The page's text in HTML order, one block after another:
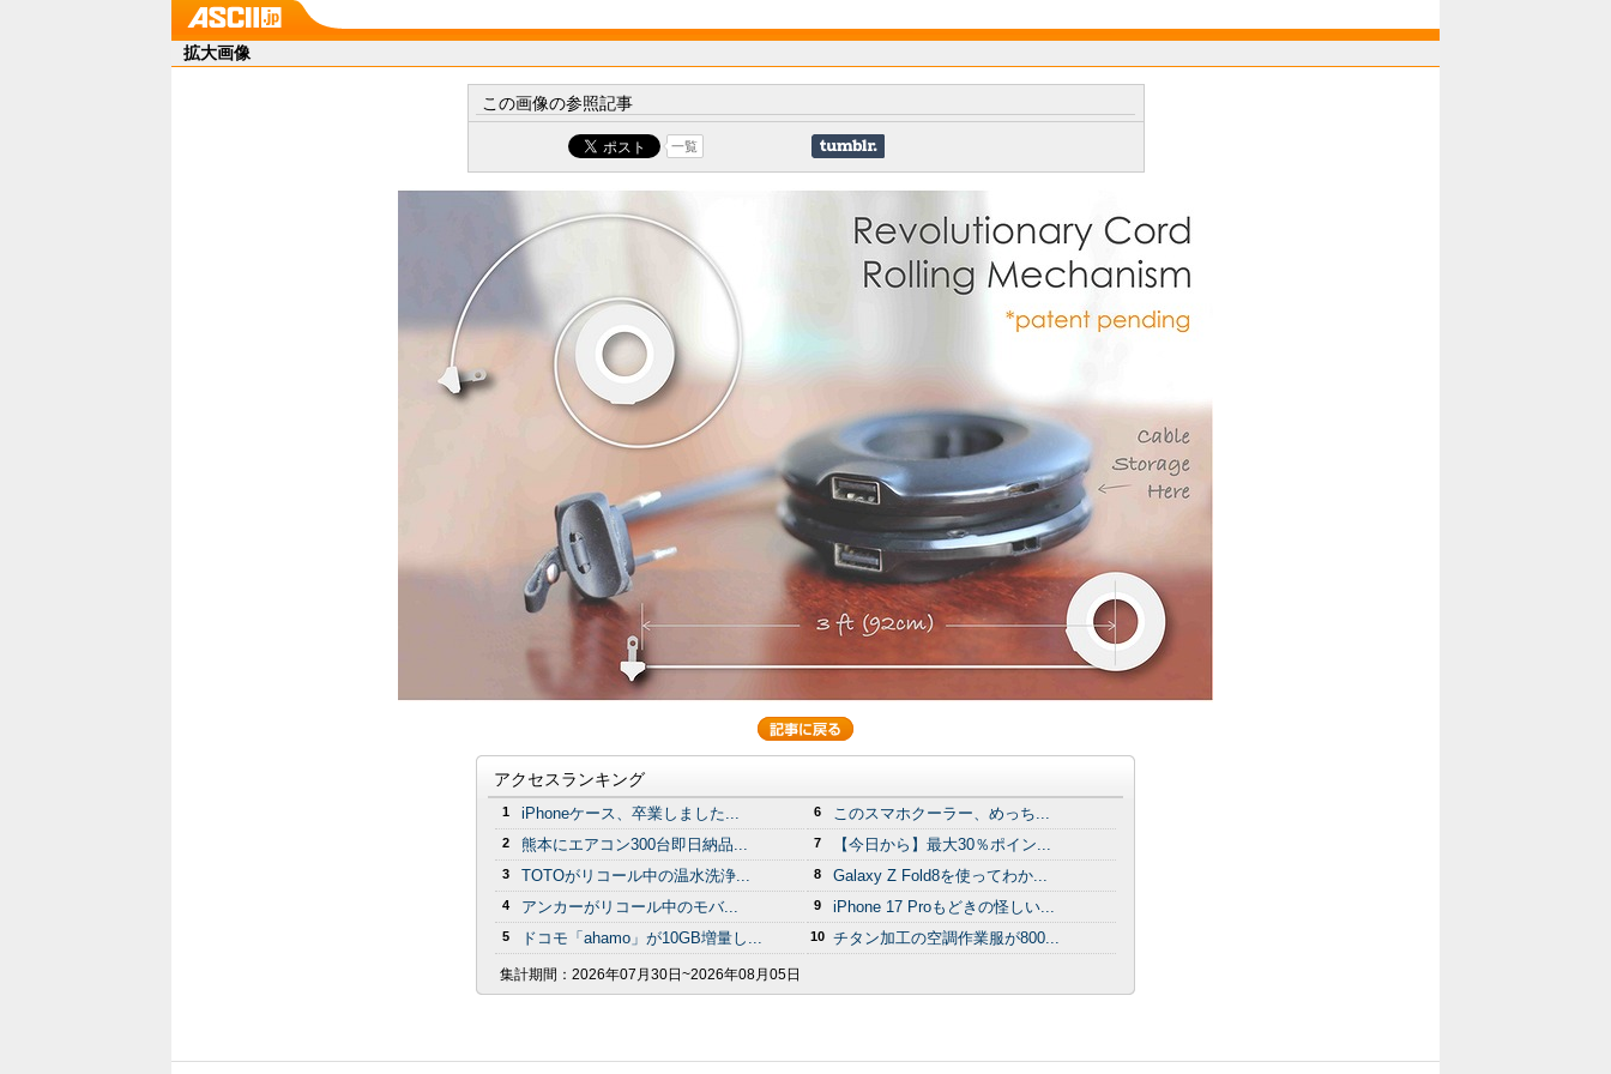
拡大画像
この画像の参照記事
一覧
アクセスランキング
1 iPhoneケース、卒業しました...
2 熊本にエアコン300台即日納品...
3 TOTOがリコール中の温水洗浄...
4 アンカーがリコール中のモバ...
5 ドコモ「ahamo」が10GB増量し...
6 このスマホクーラー、めっち...
7 【今日から】最大30％ポイン...
8 Galaxy Z Fold8を使ってわか...
9 iPhone 17 Proもどきの怪しい...
10 チタン加工の空調作業服が800...
集計期間： 2026年07月30日~2026年08月05日